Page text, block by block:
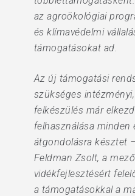
az agroökológiai
és klímavédelmi
támogatásokat ad.
Az új támogatási
szükséges
felkészülés már
felhasználása minden
átgondolásra késztet
Feldman Zsolt, a
vidékfejlesztésért
a támogatásokkal a